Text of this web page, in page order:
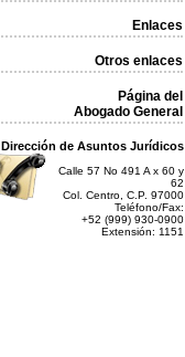
Enlaces
Otros enlaces
Página del
Abogado General
Dirección de Asuntos Jurídicos
Calle 57 No 491 A x 60 y
62
Col. Centro, C.P. 97000
Teléfono/Fax:
+52 (999) 930-0900
Extensión: 1151